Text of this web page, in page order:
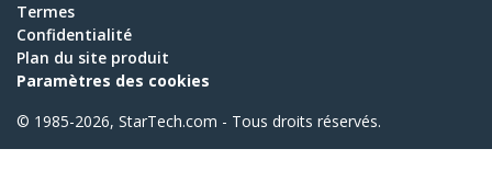
Termes
Confidentialité
Plan du site produit
Paramètres des cookies
© 1985-2026, StarTech.com - Tous droits réservés.